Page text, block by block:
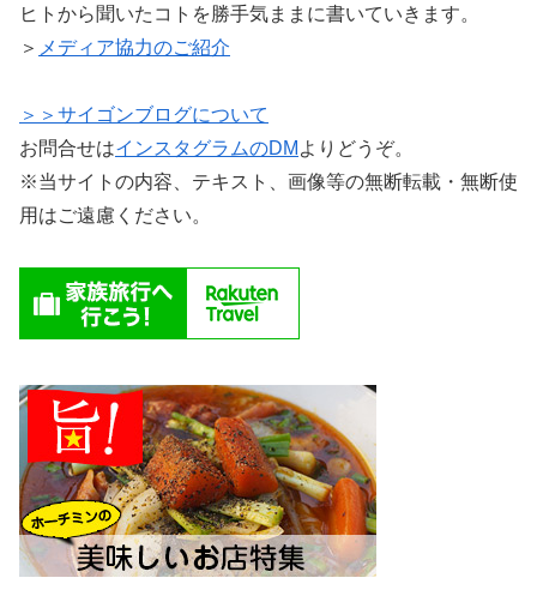
ヒトから聞いたコトを勝手気ままに書いていきます。
＞ メディア協力のご紹介
＞＞サイゴンブログについて
お問合せはインスタグラムのDM よりどうぞ。
※当サイトの内容、テキスト、画像等の無断転載・無断使
用はご遠慮ください。